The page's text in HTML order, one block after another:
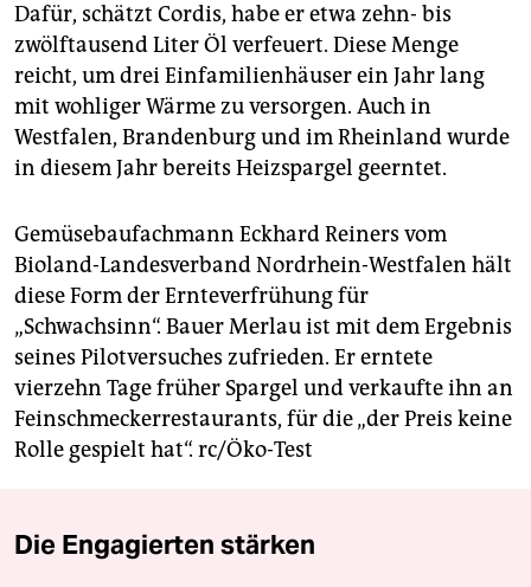
Dafür, schätzt Cordis, habe er etwa zehn- bis
zwölftausend Liter Öl verfeuert. Diese Menge
reicht, um drei Einfamilienhäuser ein Jahr lang
mit wohliger Wärme zu versorgen. Auch in
Westfalen, Brandenburg und im Rheinland wurde
in diesem Jahr bereits Heizspargel geerntet.
Gemüsebaufachmann Eckhard Reiners vom
Bioland-Landesverband Nordrhein-Westfalen hält
diese Form der Ernteverfrühung für
„Schwachsinn“. Bauer Merlau ist mit dem Ergebnis
seines Pilotversuches zufrieden. Er erntete
vierzehn Tage früher Spargel und verkaufte ihn an
Feinschmeckerrestaurants, für die „der Preis keine
Rolle gespielt hat“. rc/Öko-Test
Die Engagierten stärken